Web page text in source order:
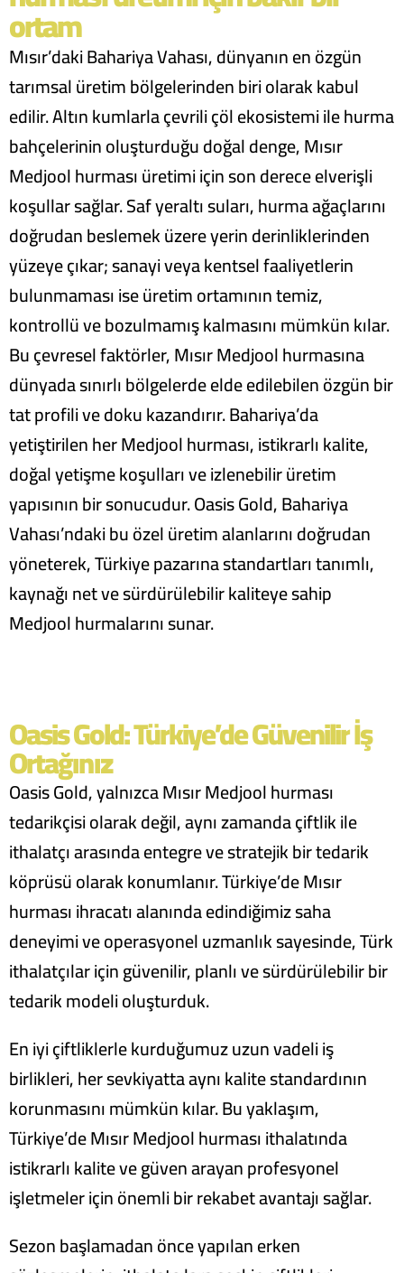
ortam
Mısır’daki Bahariya Vahası, dünyanın en özgün
tarımsal üretim bölgelerinden biri olarak kabul
edilir. Altın kumlarla çevrili çöl ekosistemi ile hurma
bahçelerinin oluşturduğu doğal denge, Mısır
Medjool hurması üretimi için son derece elverişli
koşullar sağlar. Saf yeraltı suları, hurma ağaçlarını
doğrudan beslemek üzere yerin derinliklerinden
yüzeye çıkar; sanayi veya kentsel faaliyetlerin
bulunmaması ise üretim ortamının temiz,
kontrollü ve bozulmamış kalmasını mümkün kılar.
Bu çevresel faktörler, Mısır Medjool hurmasına
dünyada sınırlı bölgelerde elde edilebilen özgün bir
tat profili ve doku kazandırır. Bahariya’da
yetiştirilen her Medjool hurması, istikrarlı kalite,
doğal yetişme koşulları ve izlenebilir üretim
yapısının bir sonucudur. Oasis Gold, Bahariya
Vahası’ndaki bu özel üretim alanlarını doğrudan
yöneterek, Türkiye pazarına standartları tanımlı,
kaynağı net ve sürdürülebilir kaliteye sahip
Medjool hurmalarını sunar.
Oasis Gold: Türkiye’de Güvenilir İş
Ortağınız
Oasis Gold, yalnızca Mısır Medjool hurması
tedarikçisi olarak değil, aynı zamanda çiftlik ile
ithalatçı arasında entegre ve stratejik bir tedarik
köprüsü olarak konumlanır. Türkiye’de Mısır
hurması ihracatı alanında edindiğimiz saha
deneyimi ve operasyonel uzmanlık sayesinde, Türk
ithalatçılar için güvenilir, planlı ve sürdürülebilir bir
tedarik modeli oluşturduk.
En iyi çiftliklerle kurduğumuz uzun vadeli iş
birlikleri, her sevkiyatta aynı kalite standardının
korunmasını mümkün kılar. Bu yaklaşım,
Türkiye’de Mısır Medjool hurması ithalatında
istikrarlı kalite ve güven arayan profesyonel
işletmeler için önemli bir rekabet avantajı sağlar.
Sezon başlamadan önce yapılan erken